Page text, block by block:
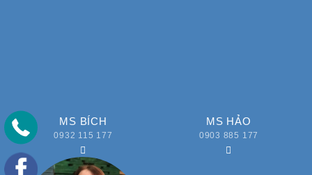
MS BÍCH
0932 115 177
MS HẢO
0903 885 177